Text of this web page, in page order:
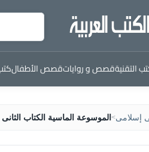
التقنيةقصص و رواياتقصص الأطفال
إسلامى> الموسوعة الماسية الكتاب الثانى